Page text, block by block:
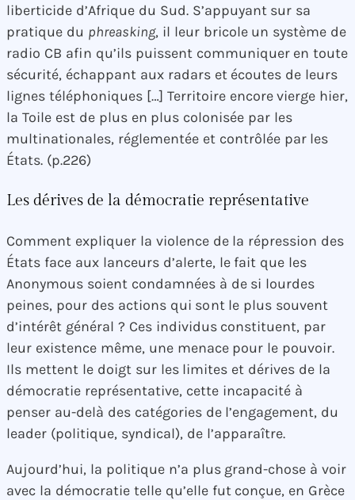
liberticide d’Afrique du Sud. S’appuyant sur sa
pratique du phreasking, il leur bricole un système de
radio CB afin qu’ils puissent communiquer en toute
sécurité, échappant aux radars et écoutes de leurs
lignes téléphoniques […] Territoire encore vierge hier,
la Toile est de plus en plus colonisée par les
multinationales, réglementée et contrôlée par les
États. (p.226)
Les dérives de la démocratie représentative
Comment expliquer la violence de la répression des
États face aux lanceurs d’alerte, le fait que les
Anonymous soient condamnées à de si lourdes
peines, pour des actions qui sont le plus souvent
d’intérêt général ? Ces individus constituent, par
leur existence même, une menace pour le pouvoir.
Ils mettent le doigt sur les limites et dérives de la
démocratie représentative, cette incapacité à
penser au-delà des catégories de l’engagement, du
leader (politique, syndical), de l’apparaître.
Aujourd’hui, la politique n’a plus grand-chose à voir
avec la démocratie telle qu’elle fut conçue, en Grèce